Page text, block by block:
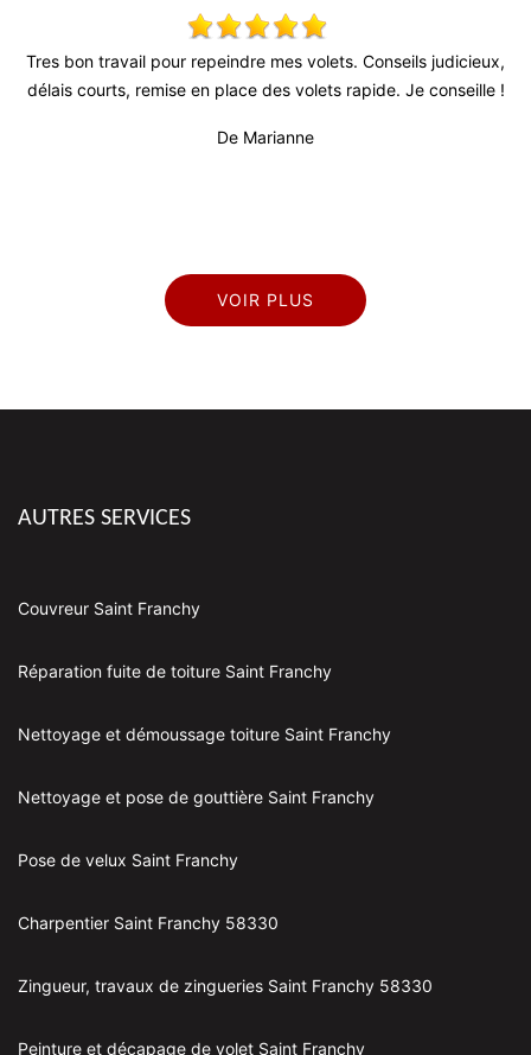
Tres bon travail pour repeindre mes volets. Conseils judicieux,
délais courts, remise en place des volets rapide. Je conseille !
De Marianne
VOIR PLUS
AUTRES SERVICES
Couvreur Saint Franchy
Réparation fuite de toiture Saint Franchy
Nettoyage et démoussage toiture Saint Franchy
Nettoyage et pose de gouttière Saint Franchy
Pose de velux Saint Franchy
Charpentier Saint Franchy 58330
Zingueur, travaux de zingueries Saint Franchy 58330
Peinture et décapage de volet Saint Franchy